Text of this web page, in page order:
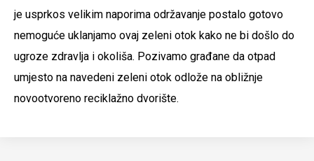
je usprkos velikim naporima održavanje postalo gotovo
nemoguće uklanjamo ovaj zeleni otok kako ne bi došlo do
ugroze zdravlja i okoliša. Pozivamo građane da otpad
umjesto na navedeni zeleni otok odlože na obližnje
novootvoreno reciklažno dvorište.